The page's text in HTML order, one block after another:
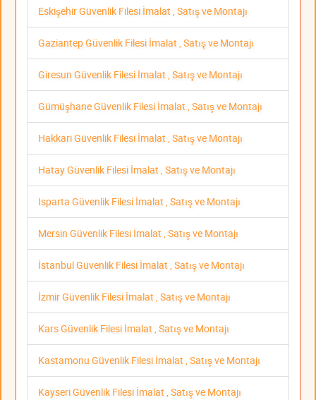
Eskişehir Güvenlik Filesi İmalat , Satış ve Montajı
Gaziantep Güvenlik Filesi İmalat , Satış ve Montajı
Giresun Güvenlik Filesi İmalat , Satış ve Montajı
Gümüşhane Güvenlik Filesi İmalat , Satış ve Montajı
Hakkari Güvenlik Filesi İmalat , Satış ve Montajı
Hatay Güvenlik Filesi İmalat , Satış ve Montajı
Isparta Güvenlik Filesi İmalat , Satış ve Montajı
Mersin Güvenlik Filesi İmalat , Satış ve Montajı
İstanbul Güvenlik Filesi İmalat , Satış ve Montajı
İzmir Güvenlik Filesi İmalat , Satış ve Montajı
Kars Güvenlik Filesi İmalat , Satış ve Montajı
Kastamonu Güvenlik Filesi İmalat , Satış ve Montajı
Kayseri Güvenlik Filesi İmalat , Satış ve Montajı